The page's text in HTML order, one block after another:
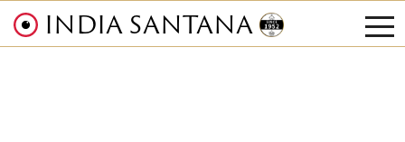
INDIA SANTANA